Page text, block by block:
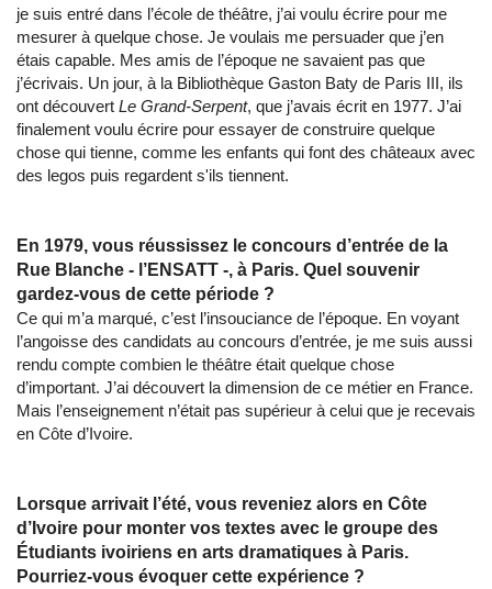
je suis entré dans l’école de théâtre, j’ai voulu écrire pour me
mesurer à quelque chose. Je voulais me persuader que j’en
étais capable. Mes amis de l’époque ne savaient pas que
j’écrivais. Un jour, à la Bibliothèque Gaston Baty de Paris III, ils
ont découvert Le Grand-Serpent, que j’avais écrit en 1977. J’ai
finalement voulu écrire pour essayer de construire quelque
chose qui tienne, comme les enfants qui font des châteaux avec
des legos puis regardent s'ils tiennent.
En 1979, vous réussissez le concours d’entrée de la
Rue Blanche - l’ENSATT -, à Paris. Quel souvenir
gardez-vous de cette période ?
Ce qui m’a marqué, c’est l’insouciance de l’époque. En voyant
l’angoisse des candidats au concours d’entrée, je me suis aussi
rendu compte combien le théâtre était quelque chose
d’important. J’ai découvert la dimension de ce métier en France.
Mais l’enseignement n’était pas supérieur à celui que je recevais
en Côte d’Ivoire.
Lorsque arrivait l’été, vous reveniez alors en Côte
d’Ivoire pour monter vos textes avec le groupe des
Étudiants ivoiriens en arts dramatiques à Paris.
Pourriez-vous évoquer cette expérience ?